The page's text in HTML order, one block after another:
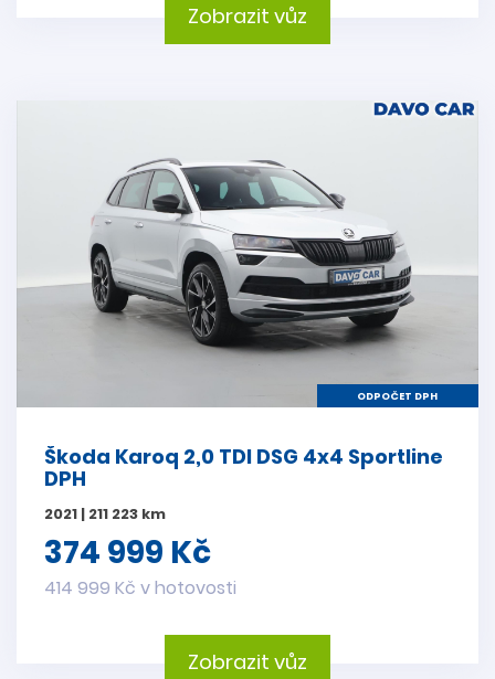
Zobrazit vůz
ODPOČET DPH
Škoda Karoq 2,0 TDI DSG 4x4 Sportline
DPH
2021 | 211 223 km
374 999 Kč
414 999 Kč v hotovosti
Zobrazit vůz